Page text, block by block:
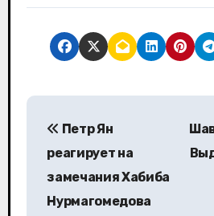
Н
Петр Ян
реагирует на
замечания Хабиба
Нурмагомедова